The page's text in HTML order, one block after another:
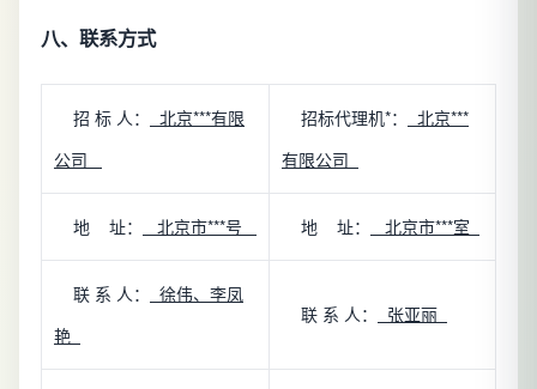
八、联系方式
招 标 人：
北京***有限
公司
招标代理机*：
北京***
有限公司
地 址： 北京市***号 地 址： 北京市***室
联 系 人：
徐伟、李凤
艳
联 系 人： 张亚丽